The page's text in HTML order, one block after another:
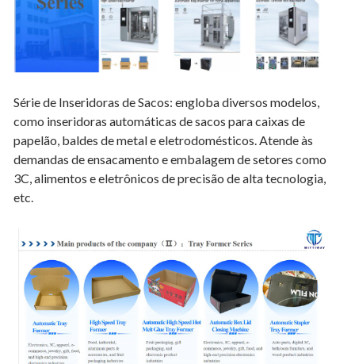
Série de Inseridoras de Sacos: engloba diversos modelos,
como inseridoras automáticas de sacos para caixas de
papelão, baldes de metal e eletrodomésticos. Atende às
demandas de ensacamento e embalagem de setores como
3C, alimentos e eletrônicos de precisão de alta tecnologia,
etc.